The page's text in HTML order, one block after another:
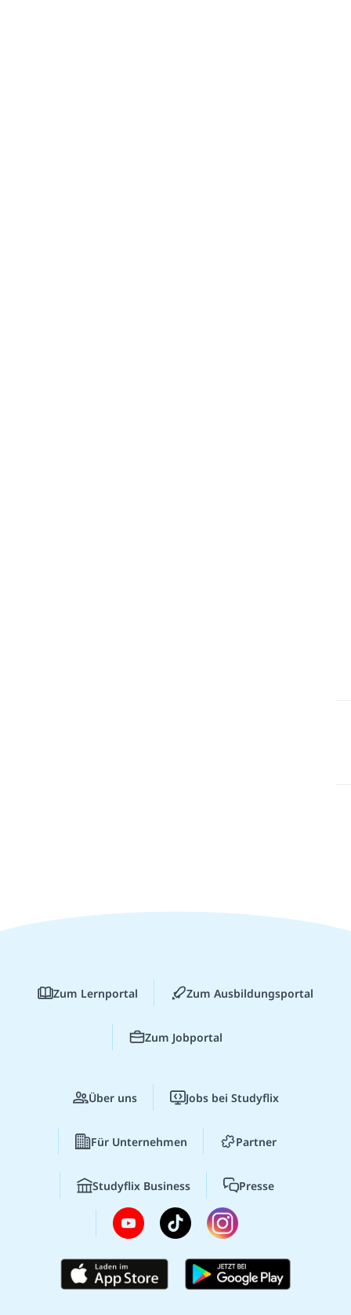
Zum Lernportal Zum Ausbildungsportal
Zum Jobportal
Über uns Jobs bei Studyflix
Für Unternehmen Partner
Studyflix Business Presse